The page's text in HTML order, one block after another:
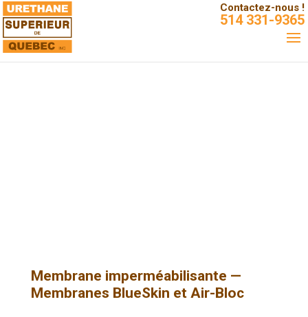
Contactez-nous !
514 331-9365
Membrane imperméabilisante —
Membranes BlueSkin et Air-Bloc